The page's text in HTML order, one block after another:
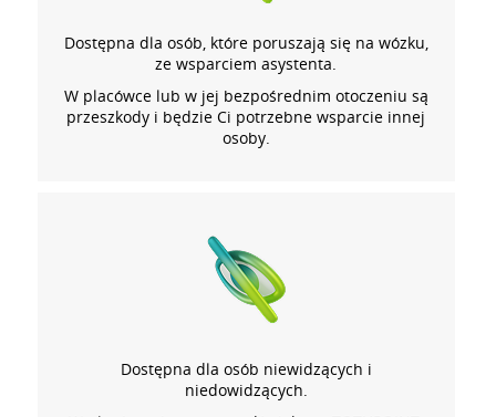
Dostępna dla osób, które poruszają się na wózku,
ze wsparciem asystenta.
W placówce lub w jej bezpośrednim otoczeniu są
przeszkody i będzie Ci potrzebne wsparcie innej
osoby.
Dostępna dla osób niewidzących i
niedowidzących.